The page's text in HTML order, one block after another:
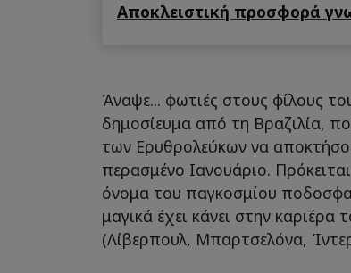
Αποκλειστική προσφορά
Άναψε... φωτιές στους φίλους
δημοσίευμα από τη Βραζιλία,
των Ερυθρολεύκων να
περασμένο Ιανουάριο.
όνομα του παγκοσμίου
μαγικά έχει κάνει στην καριέρα
(Λίβερπουλ, Μπαρτσελόνα,